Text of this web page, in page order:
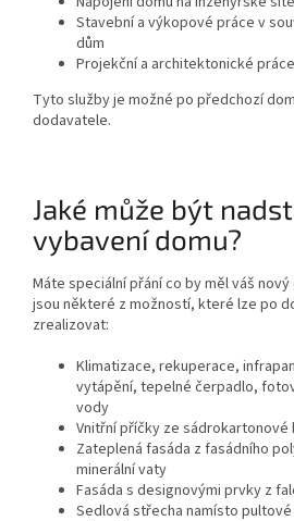
Stavební a výkopové práce v
dům
Projekční a architektonické práce
Tyto služby je možné po předchozí
dodavatele.
Jaké může být
vybavení domu?
Máte speciální přání co by měl váš
jsou některé z možností, které lze po
zrealizovat:
Klimatizace, rekuperace,
vytápění, tepelné čerpadlo,
vody
Vnitřní příčky ze sádrokartonové
Zateplená fasáda z fasádního
minerální vaty
Fasáda s designovými prvky z
Sedlová střecha namísto pultové